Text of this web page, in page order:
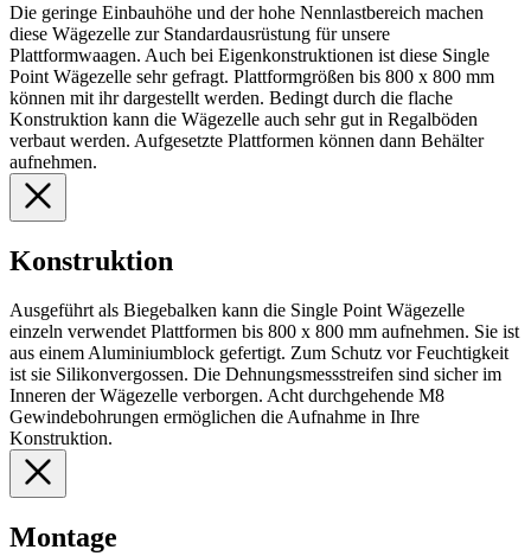
Die geringe Einbauhöhe und der hohe Nennlastbereich machen
diese Wägezelle zur Standardausrüstung für unsere
Plattformwaagen. Auch bei Eigenkonstruktionen ist diese Single
Point Wägezelle sehr gefragt. Plattformgrößen bis 800 x 800 mm
können mit ihr dargestellt werden. Bedingt durch die flache
Konstruktion kann die Wägezelle auch sehr gut in Regalböden
verbaut werden. Aufgesetzte Plattformen können dann Behälter
aufnehmen.
Konstruktion
Ausgeführt als Biegebalken kann die Single Point Wägezelle
einzeln verwendet Plattformen bis 800 x 800 mm aufnehmen. Sie ist
aus einem Aluminiumblock gefertigt. Zum Schutz vor Feuchtigkeit
ist sie Silikonvergossen. Die Dehnungsmessstreifen sind sicher im
Inneren der Wägezelle verborgen. Acht durchgehende M8
Gewindebohrungen ermöglichen die Aufnahme in Ihre
Konstruktion.
Montage